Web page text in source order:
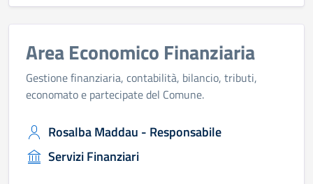
Area Economico Finanziaria
Gestione finanziaria, contabilità, bilancio, tributi,
economato e partecipate del Comune.
Rosalba Maddau - Responsabile
Servizi Finanziari